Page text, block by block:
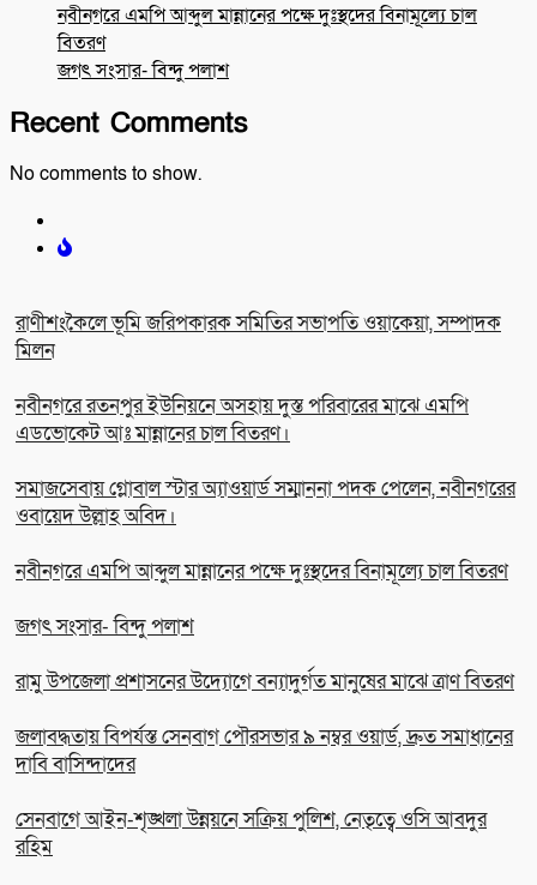
নবীনগরে এমপি আব্দুল মান্নানের পক্ষে দুঃস্থদের বিনামূল্যে চাল
বিতরণ
জগৎ সংসার- বিন্দু পলাশ
Recent Comments
No comments to show.
রাণীশংকৈলে ভূমি জরিপকারক সমিতির সভাপতি ওয়াকেয়া, সম্পাদক
মিলন
নবীনগরে রতনপুর ইউনিয়নে অসহায় দুস্ত পরিবারের মাঝে এমপি
এডভোকেট আঃ মান্নানের চাল বিতরণ।
সমাজসেবায় গ্লোবাল স্টার অ্যাওয়ার্ড সম্মাননা পদক পেলেন, নবীনগরের
ওবায়েদ উল্লাহ অবিদ।
নবীনগরে এমপি আব্দুল মান্নানের পক্ষে দুঃস্থদের বিনামূল্যে চাল বিতরণ
জগৎ সংসার- বিন্দু পলাশ
রামু উপজেলা প্রশাসনের উদ্যোগে বন্যাদুর্গত মানুষের মাঝে ত্রাণ বিতরণ
জলাবদ্ধতায় বিপর্যস্ত সেনবাগ পৌরসভার ৯ নম্বর ওয়ার্ড, দ্রুত সমাধানের
দাবি বাসিন্দাদের
সেনবাগে আইন-শৃঙ্খলা উন্নয়নে সক্রিয় পুলিশ, নেতৃত্বে ওসি আবদুর
রহিম